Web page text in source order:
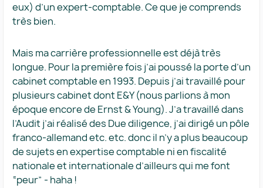
eux) d’un expert-comptable. Ce que je comprends
très bien.
Mais ma carrière professionnelle est déjà très
longue. Pour la première fois j’ai poussé la porte d’un
cabinet comptable en 1993. Depuis j’ai travaillé pour
plusieurs cabinet dont E&Y (nous parlions à mon
époque encore de Ernst & Young). J’a travaillé dans
l’Audit j’ai réalisé des Due diligence, j’ai dirigé un pôle
franco-allemand etc. etc. donc il n’y a plus beaucoup
de sujets en expertise comptable ni en fiscalité
nationale et internationale d’ailleurs qui me font
“peur” - haha !